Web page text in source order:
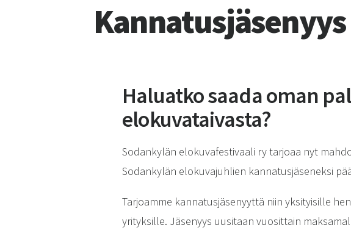
Kannatusjäsenyys
Haluatko saada oman
elokuvataivasta?
Sodankylän elokuvafestivaali ry tarjoaa nyt
Sodankylän elokuvajuhlien kannatusjäseneksi
Tarjoamme kannatusjäsenyyttä niin yksityisille
yrityksille. Jäsenyys uusitaan vuosittain